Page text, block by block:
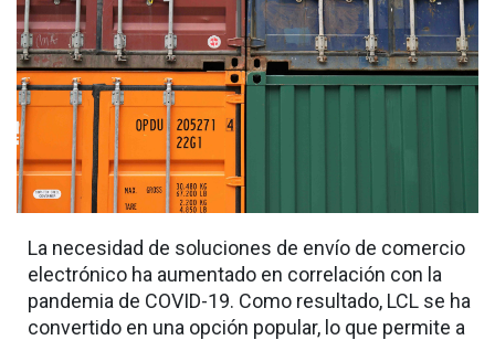
La necesidad de soluciones de envío de comercio
electrónico ha aumentado en correlación con la
pandemia de COVID-19. Como resultado, LCL se ha
convertido en una opción popular, lo que permite a